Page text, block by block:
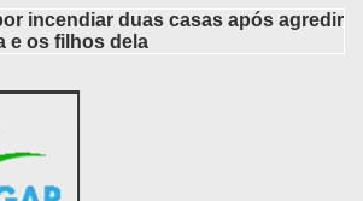
incendiar duas casas após agredir
e os filhos dela